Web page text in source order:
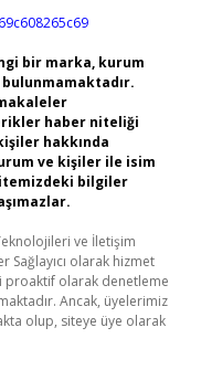
bir marka, kurum
haber niteliği
hakkında
ve kişiler ile isim
bilgiler
ve İletişim
Sağlayıcı olarak hizmet
proaktif olarak denetleme
Ancak, üyelerimiz
olup, siteye üye olarak